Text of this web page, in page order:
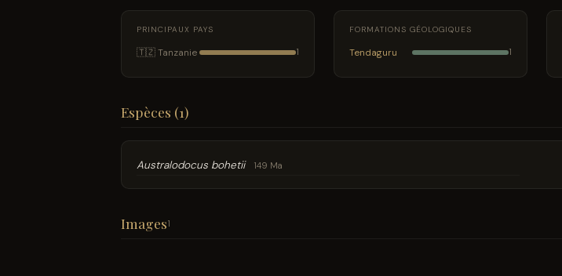
PRINCIPAUX PAYS
🇹🇿 Tanzanie 1
FORMATIONS GÉOLOGIQUES
Tendaguru 1
Espèces (1)
Australodocus bohetii 149 Ma
Images1